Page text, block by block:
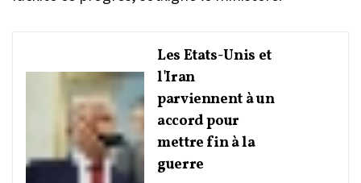
Les Etats-Unis et
l'Iran
parviennent à un
accord pour
mettre fin à la
guerre